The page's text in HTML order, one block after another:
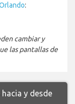
:
cambiar y
las pantallas de
y desde